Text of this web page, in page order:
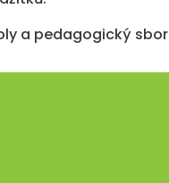
a pedagogický sbor